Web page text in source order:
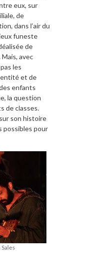
eux, sur
de
dans l’air du
funeste
de
avec
les
et de
enfants
la question
de classes.
son histoire
possibles pour